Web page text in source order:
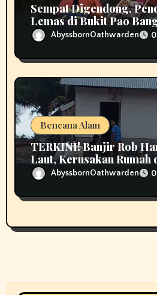
Sempat Digendong,
Lemas di Bukit Pao
Bikin Panik
AbyssbornOathwarden
Bencana Alam
TERKINI! Banjir Rob
Laut, Kerusakan Rumah
Perhatian
AbyssbornOathwarden